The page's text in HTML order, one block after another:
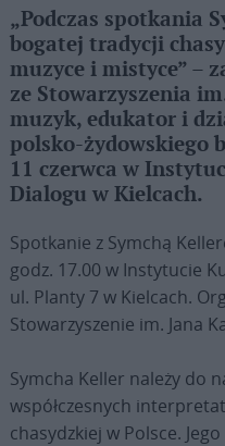
„Podczas spotkania
bogatej tradycji
muzyce i mistyce” –
ze Stowarzyszenia
muzyk, edukator i
polsko-żydowskiego
11 czerwca w
Dialogu w Kielcach.
Spotkanie z Symchą
godz. 17.00 w Instytucie
ul. Planty 7 w Kielcach.
Stowarzyszenie im. Jana
Symcha Keller należy do
współczesnych
chasydzkiej w Polsce.